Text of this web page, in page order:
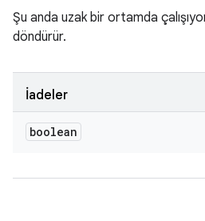
Şu anda uzak bir ortamda
döndürür.
İadeler
boolean